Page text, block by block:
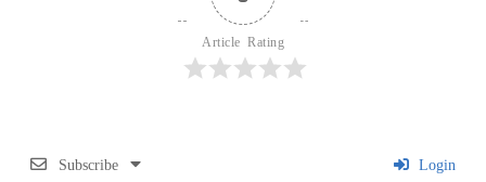
Article Rating
Subscribe Login